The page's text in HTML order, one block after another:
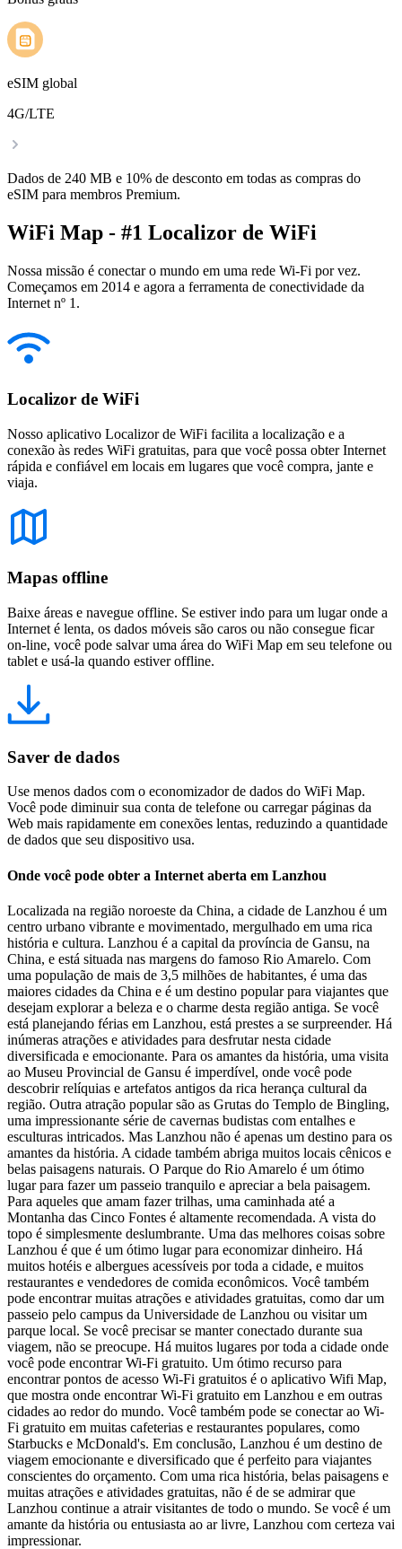
eSIM global
4G/LTE
Dados de 240 MB e 10% de desconto em todas as compras do
eSIM para membros Premium.
WiFi Map - #1 Localizor de WiFi
Nossa missão é conectar o mundo em uma rede Wi-Fi por vez.
Começamos em 2014 e agora a ferramenta de conectividade da
Internet nº 1.
Localizor de WiFi
Nosso aplicativo Localizor de WiFi facilita a localização e a
conexão às redes WiFi gratuitas, para que você possa obter Internet
rápida e confiável em locais em lugares que você compra, jante e
viaja.
Mapas offline
Baixe áreas e navegue offline. Se estiver indo para um lugar onde a
Internet é lenta, os dados móveis são caros ou não consegue ficar
on-line, você pode salvar uma área do WiFi Map em seu telefone ou
tablet e usá-la quando estiver offline.
Saver de dados
Use menos dados com o economizador de dados do WiFi Map.
Você pode diminuir sua conta de telefone ou carregar páginas da
Web mais rapidamente em conexões lentas, reduzindo a quantidade
de dados que seu dispositivo usa.
Onde você pode obter a Internet aberta em Lanzhou
Localizada na região noroeste da China, a cidade de Lanzhou é um
centro urbano vibrante e movimentado, mergulhado em uma rica
história e cultura. Lanzhou é a capital da província de Gansu, na
China, e está situada nas margens do famoso Rio Amarelo. Com
uma população de mais de 3,5 milhões de habitantes, é uma das
maiores cidades da China e é um destino popular para viajantes que
desejam explorar a beleza e o charme desta região antiga. Se você
está planejando férias em Lanzhou, está prestes a se surpreender. Há
inúmeras atrações e atividades para desfrutar nesta cidade
diversificada e emocionante. Para os amantes da história, uma visita
ao Museu Provincial de Gansu é imperdível, onde você pode
descobrir relíquias e artefatos antigos da rica herança cultural da
região. Outra atração popular são as Grutas do Templo de Bingling,
uma impressionante série de cavernas budistas com entalhes e
esculturas intricados. Mas Lanzhou não é apenas um destino para os
amantes da história. A cidade também abriga muitos locais cênicos e
belas paisagens naturais. O Parque do Rio Amarelo é um ótimo
lugar para fazer um passeio tranquilo e apreciar a bela paisagem.
Para aqueles que amam fazer trilhas, uma caminhada até a
Montanha das Cinco Fontes é altamente recomendada. A vista do
topo é simplesmente deslumbrante. Uma das melhores coisas sobre
Lanzhou é que é um ótimo lugar para economizar dinheiro. Há
muitos hotéis e albergues acessíveis por toda a cidade, e muitos
restaurantes e vendedores de comida econômicos. Você também
pode encontrar muitas atrações e atividades gratuitas, como dar um
passeio pelo campus da Universidade de Lanzhou ou visitar um
parque local. Se você precisar se manter conectado durante sua
viagem, não se preocupe. Há muitos lugares por toda a cidade onde
você pode encontrar Wi-Fi gratuito. Um ótimo recurso para
encontrar pontos de acesso Wi-Fi gratuitos é o aplicativo Wifi Map,
que mostra onde encontrar Wi-Fi gratuito em Lanzhou e em outras
cidades ao redor do mundo. Você também pode se conectar ao Wi-
Fi gratuito em muitas cafeterias e restaurantes populares, como
Starbucks e McDonald's. Em conclusão, Lanzhou é um destino de
viagem emocionante e diversificado que é perfeito para viajantes
conscientes do orçamento. Com uma rica história, belas paisagens e
muitas atrações e atividades gratuitas, não é de se admirar que
Lanzhou continue a atrair visitantes de todo o mundo. Se você é um
amante da história ou entusiasta ao ar livre, Lanzhou com certeza vai
impressionar.